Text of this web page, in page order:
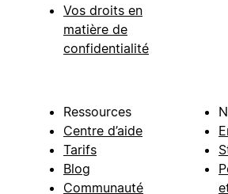
Vos droits en
matière de
confidentialité
Ressources
Centre d’aide
Tarifs
Blog
Communauté